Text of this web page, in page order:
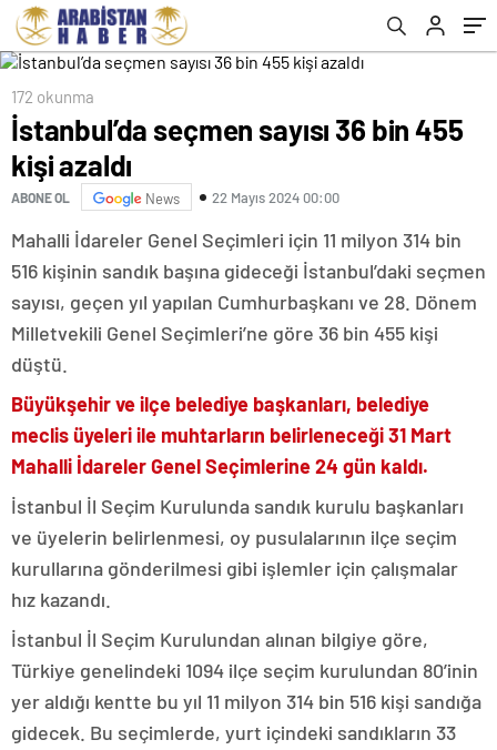
172 okunma
İstanbul’da seçmen sayısı 36 bin 455
kişi azaldı
ABONE OL News 22 Mayıs 2024 00:00
Mahalli İdareler Genel Seçimleri için 11 milyon 314 bin
516 kişinin sandık başına gideceği İstanbul’daki seçmen
sayısı, geçen yıl yapılan Cumhurbaşkanı ve 28. Dönem
Milletvekili Genel Seçimleri’ne göre 36 bin 455 kişi
düştü.
Büyükşehir ve ilçe belediye başkanları, belediye
meclis üyeleri ile muhtarların belirleneceği 31 Mart
Mahalli İdareler Genel Seçimlerine 24 gün kaldı.
İstanbul İl Seçim Kurulunda sandık kurulu başkanları
ve üyelerin belirlenmesi, oy pusulalarının ilçe seçim
kurullarına gönderilmesi gibi işlemler için çalışmalar
hız kazandı.
İstanbul İl Seçim Kurulundan alınan bilgiye göre,
Türkiye genelindeki 1094 ilçe seçim kurulundan 80’inin
yer aldığı kentte bu yıl 11 milyon 314 bin 516 kişi sandığa
gidecek. Bu seçimlerde, yurt içindeki sandıkların 33